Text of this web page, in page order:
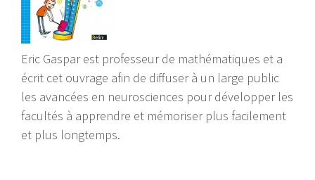
Eric Gaspar est professeur de mathématiques et a
écrit cet ouvrage afin de diffuser à un large public
les avancées en neurosciences pour développer les
facultés à apprendre et mémoriser plus facilement
et plus longtemps.